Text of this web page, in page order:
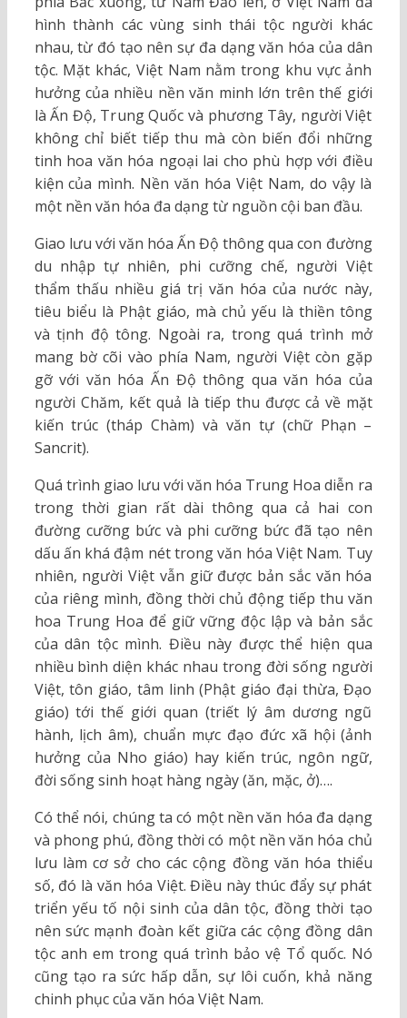
hình thành các vùng sinh thái tộc người khác
nhau, từ đó tạo nên sự đa dạng văn hóa của dân
tộc. Mặt khác, Việt Nam nằm trong khu vực ảnh
hưởng của nhiều nền văn minh lớn trên thế giới
là Ấn Độ, Trung Quốc và phương Tây, người Việt
không chỉ biết tiếp thu mà còn biến đổi những
tinh hoa văn hóa ngoại lai cho phù hợp với điều
kiện của mình. Nền văn hóa Việt Nam, do vậy là
một nền văn hóa đa dạng từ nguồn cội ban đầu.
Giao lưu với văn hóa Ấn Độ thông qua con đường
du nhập tự nhiên, phi cưỡng chế, người Việt
thẩm thấu nhiều giá trị văn hóa của nước này,
tiêu biểu là Phật giáo, mà chủ yếu là thiền tông
và tịnh độ tông. Ngoài ra, trong quá trình mở
mang bờ cõi vào phía Nam, người Việt còn gặp
gỡ với văn hóa Ấn Độ thông qua văn hóa của
người Chăm, kết quả là tiếp thu được cả về mặt
kiến trúc (tháp Chàm) và văn tự (chữ Phạn –
Sancrit).
Quá trình giao lưu với văn hóa Trung Hoa diễn ra
trong thời gian rất dài thông qua cả hai con
đường cưỡng bức và phi cưỡng bức đã tạo nên
dấu ấn khá đậm nét trong văn hóa Việt Nam. Tuy
nhiên, người Việt vẫn giữ được bản sắc văn hóa
của riêng mình, đồng thời chủ động tiếp thu văn
hoa Trung Hoa để giữ vững độc lập và bản sắc
của dân tộc mình. Điều này được thể hiện qua
nhiều bình diện khác nhau trong đời sống người
Việt, tôn giáo, tâm linh (Phật giáo đại thừa, Đạo
giáo) tới thế giới quan (triết lý âm dương ngũ
hành, lịch âm), chuẩn mực đạo đức xã hội (ảnh
hưởng của Nho giáo) hay kiến trúc, ngôn ngữ,
đời sống sinh hoạt hàng ngày (ăn, mặc, ở)….
Có thể nói, chúng ta có một nền văn hóa đa dạng
và phong phú, đồng thời có một nền văn hóa chủ
lưu làm cơ sở cho các cộng đồng văn hóa thiểu
số, đó là văn hóa Việt. Điều này thúc đẩy sự phát
triển yếu tố nội sinh của dân tộc, đồng thời tạo
nên sức mạnh đoàn kết giữa các cộng đồng dân
tộc anh em trong quá trình bảo vệ Tổ quốc. Nó
cũng tạo ra sức hấp dẫn, sự lôi cuốn, khả năng
chinh phục của văn hóa Việt Nam.